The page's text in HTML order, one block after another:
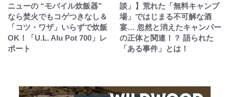
ニューの “モバイル炊飯器”
なら焚火でもコゲつきなし＆
「コツ・ワザ」いらずで炊飯
OK！「U.L. Alu Pot 700」レ
ポート
談」】荒れた「無料キャンプ
場」ではじまる不可解な酒
宴… 忽然と消えたキャンパー
の正体と関連！？ 語られた
「ある事件」とは！